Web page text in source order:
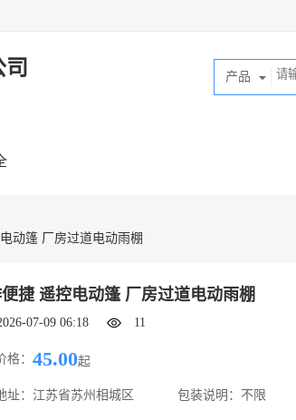
产品
动篷 厂房过道电动雨棚
捷 遥控电动篷 厂房过道电动雨棚
07-09 06:18 11
格： 45.00起
址： 江苏省苏州相城区 包装说明： 不限